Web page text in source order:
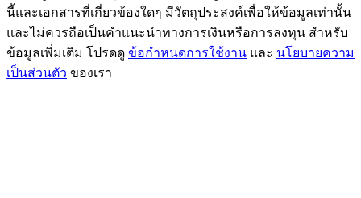
เข้าสู่ระบบลงชื่อ
นี้และเอกสารที่เกี่ยวข้องใดๆ มีวัตถุประสงค์เพื่อให้ข้อมูลเท่านั้น
และไม่ควรถือเป็นคำแนะนำทางการเงินหรือการลงทุน สำหรับ
ข้อมูลเพิ่มเติม โปรดดู ข้อกำหนดการใช้งาน และ นโยบายความ
เป็นส่วนตัว ของเรา